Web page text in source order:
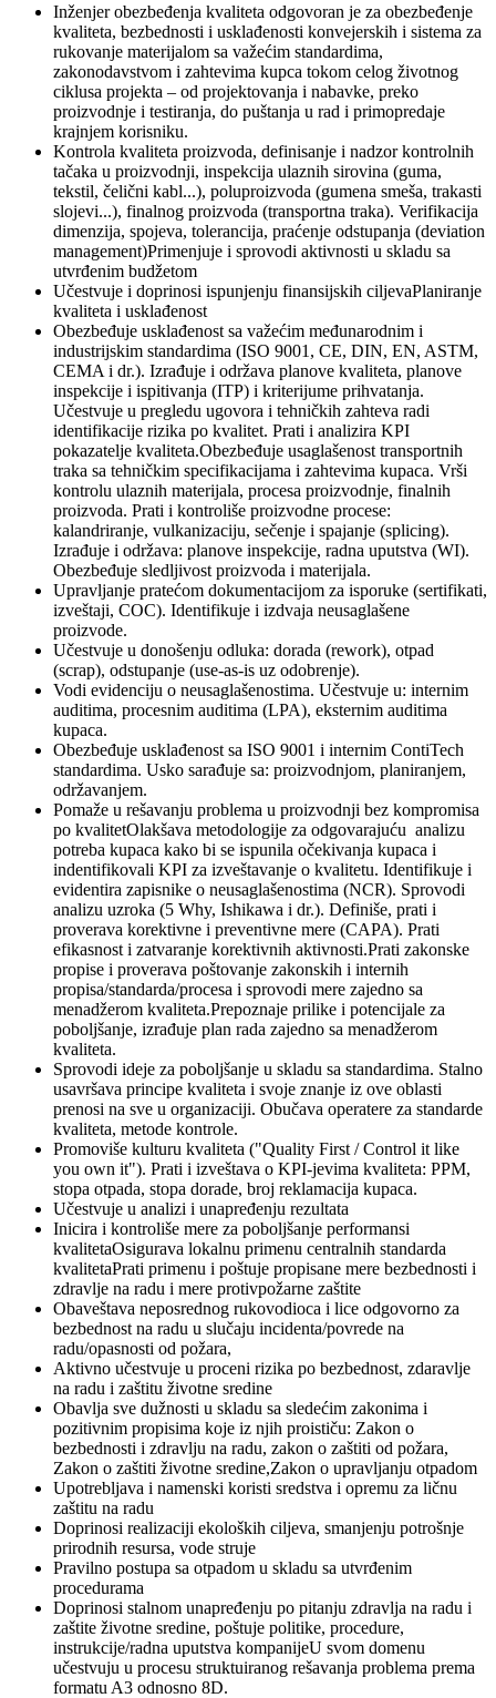
Inženjer obezbeđenja kvaliteta odgovoran je za obezbeđenje
kvaliteta, bezbednosti i usklađenosti konvejerskih i sistema za
rukovanje materijalom sa važećim standardima,
zakonodavstvom i zahtevima kupca tokom celog životnog
ciklusa projekta – od projektovanja i nabavke, preko
proizvodnje i testiranja, do puštanja u rad i primopredaje
krajnjem korisniku.
Kontrola kvaliteta proizvoda, definisanje i nadzor kontrolnih
tačaka u proizvodnji, inspekcija ulaznih sirovina (guma,
tekstil, čelični kabl...), poluproizvoda (gumena smeša, trakasti
slojevi...), finalnog proizvoda (transportna traka). Verifikacija
dimenzija, spojeva, tolerancija, praćenje odstupanja (deviation
management)Primenjuje i sprovodi aktivnosti u skladu sa
utvrđenim budžetom
Učestvuje i doprinosi ispunjenju finansijskih ciljevaPlaniranje
kvaliteta i usklađenost
Obezbeđuje usklađenost sa važećim međunarodnim i
industrijskim standardima (ISO 9001, CE, DIN, EN, ASTM,
CEMA i dr.). Izrađuje i održava planove kvaliteta, planove
inspekcije i ispitivanja (ITP) i kriterijume prihvatanja.
Učestvuje u pregledu ugovora i tehničkih zahteva radi
identifikacije rizika po kvalitet. Prati i analizira KPI
pokazatelje kvaliteta.Obezbeđuje usaglašenost transportnih
traka sa tehničkim specifikacijama i zahtevima kupaca. Vrši
kontrolu ulaznih materijala, procesa proizvodnje, finalnih
proizvoda. Prati i kontroliše proizvodne procese:
kalandriranje, vulkanizaciju, sečenje i spajanje (splicing).
Izrađuje i održava: planove inspekcije, radna uputstva (WI).
Obezbeđuje sledljivost proizvoda i materijala.
Upravljanje pratećom dokumentacijom za isporuke (sertifikati,
izveštaji, COC). Identifikuje i izdvaja neusaglašene
proizvode.
Učestvuje u donošenju odluka: dorada (rework), otpad
(scrap), odstupanje (use-as-is uz odobrenje).
Vodi evidenciju o neusaglašenostima. Učestvuje u: internim
auditima, procesnim auditima (LPA), eksternim auditima
kupaca.
Obezbeđuje usklađenost sa ISO 9001 i internim ContiTech
standardima. Usko sarađuje sa: proizvodnjom, planiranjem,
održavanjem.
Pomaže u rešavanju problema u proizvodnji bez kompromisa
po kvalitetOlakšava metodologije za odgovarajuću analizu
potreba kupaca kako bi se ispunila očekivanja kupaca i
indentifikovali KPI za izveštavanje o kvalitetu. Identifikuje i
evidentira zapisnike o neusaglašenostima (NCR). Sprovodi
analizu uzroka (5 Why, Ishikawa i dr.). Definiše, prati i
proverava korektivne i preventivne mere (CAPA). Prati
efikasnost i zatvaranje korektivnih aktivnosti.Prati zakonske
propise i proverava poštovanje zakonskih i internih
propisa/standarda/procesa i sprovodi mere zajedno sa
menadžerom kvaliteta.Prepoznaje prilike i potencijale za
poboljšanje, izrađuje plan rada zajedno sa menadžerom
kvaliteta.
Sprovodi ideje za poboljšanje u skladu sa standardima. Stalno
usavršava principe kvaliteta i svoje znanje iz ove oblasti
prenosi na sve u organizaciji. Obučava operatere za standarde
kvaliteta, metode kontrole.
Promoviše kulturu kvaliteta ("Quality First / Control it like
you own it"). Prati i izveštava o KPI-jevima kvaliteta: PPM,
stopa otpada, stopa dorade, broj reklamacija kupaca.
Učestvuje u analizi i unapređenju rezultata
Inicira i kontroliše mere za poboljšanje performansi
kvalitetaOsigurava lokalnu primenu centralnih standarda
kvalitetaPrati primenu i poštuje propisane mere bezbednosti i
zdravlje na radu i mere protivpožarne zaštite
Obaveštava neposrednog rukovodioca i lice odgovorno za
bezbednost na radu u slučaju incidenta/povrede na
radu/opasnosti od požara,
Aktivno učestvuje u proceni rizika po bezbednost, zdaravlje
na radu i zaštitu životne sredine
Obavlja sve dužnosti u skladu sa sledećim zakonima i
pozitivnim propisima koje iz njih proističu: Zakon o
bezbednosti i zdravlju na radu, zakon o zaštiti od požara,
Zakon o zaštiti životne sredine,Zakon o upravljanju otpadom
Upotrebljava i namenski koristi sredstva i opremu za ličnu
zaštitu na radu
Doprinosi realizaciji ekoloških ciljeva, smanjenju potrošnje
prirodnih resursa, vode struje
Pravilno postupa sa otpadom u skladu sa utvrđenim
procedurama
Doprinosi stalnom unapređenju po pitanju zdravlja na radu i
zaštite životne sredine, poštuje politike, procedure,
instrukcije/radna uputstva kompanijeU svom domenu
učestvuju u procesu struktuiranog rešavanja problema prema
formatu A3 odnosno 8D.